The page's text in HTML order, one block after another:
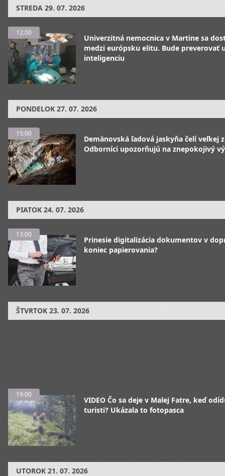
STREDA 29. 07. 2026
12:00
Univerzitná nemocnica v Martine sa
medzi európsku elitu. Bude preverovať
inteligenciu
PONDELOK 27. 07. 2026
15:00
Demänovská ľadová jaskyňa čelí veľkej
Odborníci upozorňujú na znepokojivý
PIATOK 24. 07. 2026
13:00
Prinesie digitalizácia dokumentov v
koniec papierovania?
ŠTVRTOK 23. 07. 2026
19:00
VIDEO Čo sa deje v Malej Fatre, keď
turisti? Ukázala to fotopasca
UTOROK 21. 07. 2026